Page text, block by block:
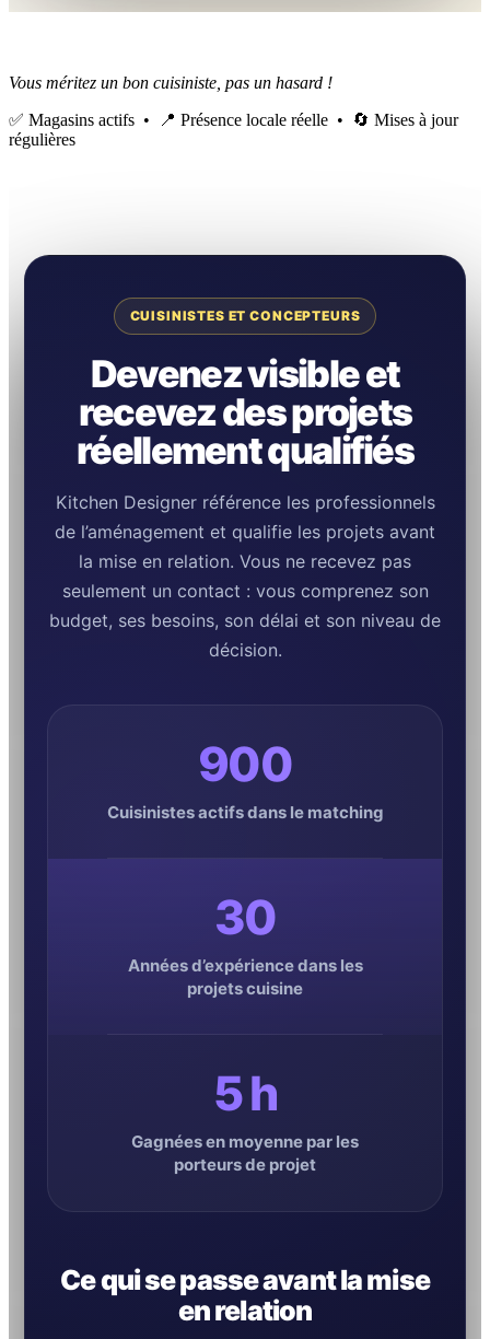
Vous méritez un bon cuisiniste, pas un hasard !
✅ Magasins actifs • 📍 Présence locale réelle • 🔄 Mises à jour
régulières
CUISINISTES ET CONCEPTEURS
Devenez visible et
recevez des projets
réellement qualifiés
Kitchen Designer référence les professionnels
de l’aménagement et qualifie les projets avant
la mise en relation. Vous ne recevez pas
seulement un contact : vous comprenez son
budget, ses besoins, son délai et son niveau de
décision.
900
Cuisinistes actifs dans le matching
30
Années d’expérience dans les
projets cuisine
5 h
Gagnées en moyenne par les
porteurs de projet
Ce qui se passe avant la mise
en relation